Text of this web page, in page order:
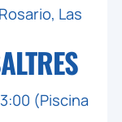
Las
(Piscina